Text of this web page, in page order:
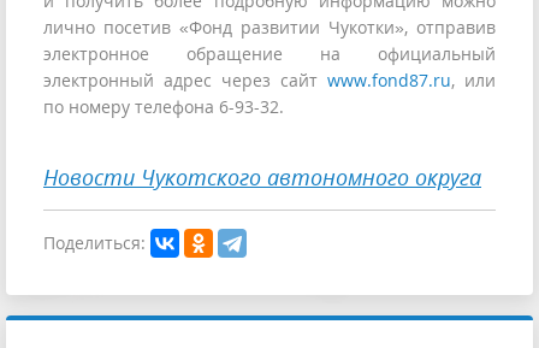
лично посетив «Фонд развитии Чукотки», отправив
электронное обращение на официальный
электронный адрес через сайт www.fond87.ru, или
по номеру телефона 6-93-32.
Новости Чукотского автономного округа
Поделиться: